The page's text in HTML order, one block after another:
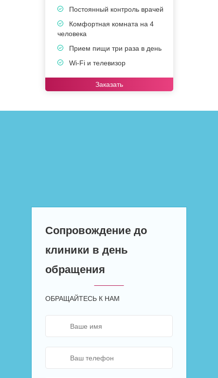
Постоянный контроль врачей
Комфортная комната на 4
человека
Прием пищи три раза в день
Wi-Fi и телевизор
Заказать
Сопровождение до
клиники в день
обращения
ОБРАЩАЙТЕСЬ К НАМ